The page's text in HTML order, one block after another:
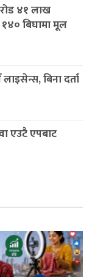
४१ लाख
१४० बिघामा मूल
बिना दर्ता
एउटै एपबाट